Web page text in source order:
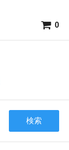
0
検索